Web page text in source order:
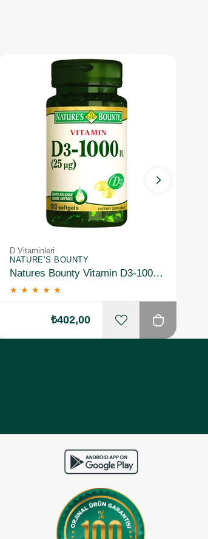
D Vitaminleri
NATURE'S BOUNTY
Natures Bounty Vitamin D3-1000 IU 100 Yumuşak Jelatin Kapsül
★ ★ ★ ★ ★
₺402,00